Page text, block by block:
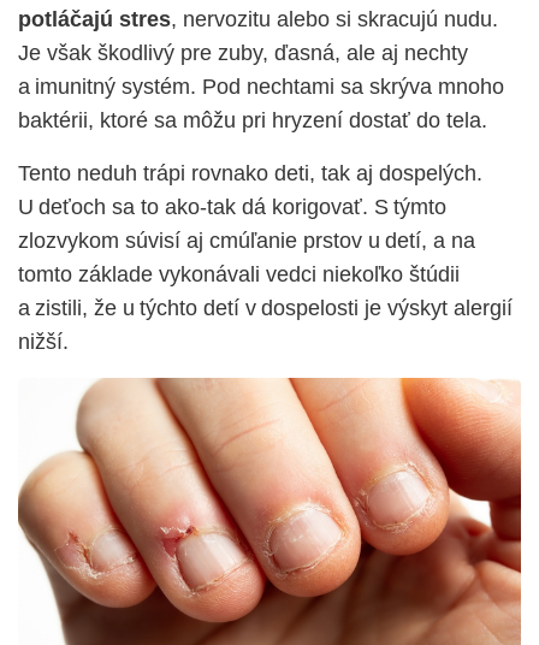
potláčajú stres, nervozitu alebo si skracujú nudu.
Je však škodlivý pre zuby, ďasná, ale aj nechty
a imunitný systém. Pod nechtami sa skrýva mnoho
baktérii, ktoré sa môžu pri hryzení dostať do tela.
Tento neduh trápi rovnako deti, tak aj dospelých.
U deťoch sa to ako-tak dá korigovať. S týmto
zlozvykom súvisí aj cmúľanie prstov u detí, a na
tomto základe vykonávali vedci niekoľko štúdii
a zistili, že u týchto detí v dospelosti je výskyt alergií
nižší.